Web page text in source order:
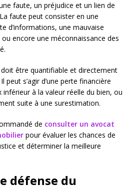
faute, un préjudice et un lien de
faute peut consister en une
d’informations, une mauvaise
encore une méconnaissance des
être quantifiable et directement
peut s’agir d’une perte financière
à la valeur réelle du bien, ou
suite à une surestimation.
de consulter un avocat
pour évaluer les chances de
et déterminer la meilleure
défense du